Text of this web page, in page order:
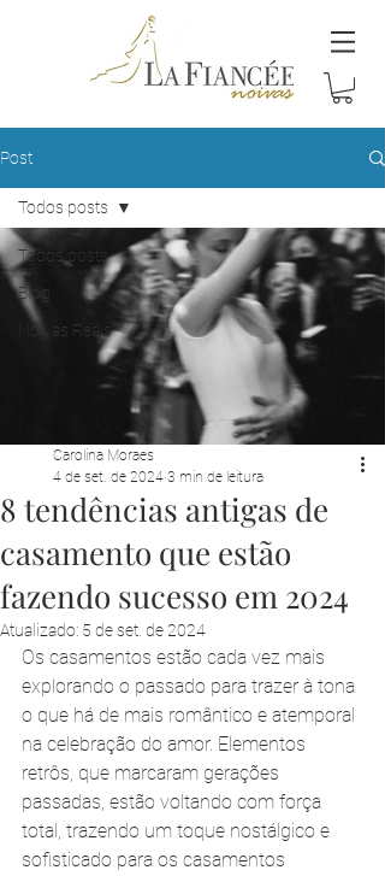
Post
Todos posts
Blog
Noivas Reais
Todos posts
8 tendências antigas de
casamento que estão
fazendo sucesso em 2024
Carolina Moraes
4 de set. de 2024 3 min de leitura
Atualizado: 5 de set. de 2024
Os casamentos estão cada vez mais
explorando o passado para trazer à tona
o que há de mais romântico e atemporal
na celebração do amor. Elementos
retrôs, que marcaram gerações
passadas, estão voltando com força
total, trazendo um toque nostálgico e
sofisticado para os casamentos